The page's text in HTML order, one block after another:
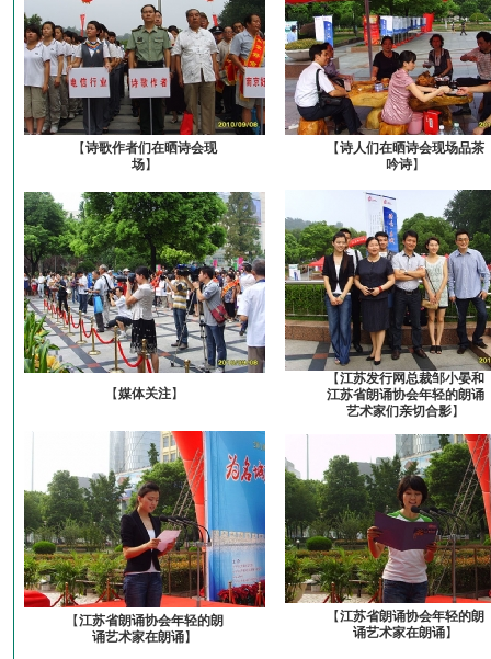
【诗歌作者们在晒诗会现
场】
【诗人们在晒诗会现场品茶
吟诗】
【媒体关注】
【江苏发行网总裁邹小晏和
江苏省朗诵协会年轻的朗诵
艺术家们亲切合影】
【江苏省朗诵协会年轻的朗
诵艺术家在朗诵】
【江苏省朗诵协会年轻的朗
诵艺术家在朗诵】